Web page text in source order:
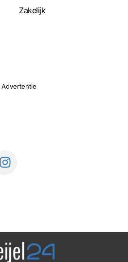
Zakelijk
Advertentie